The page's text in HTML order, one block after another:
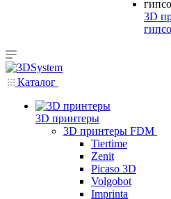
3D
Каталог
3D принтеры
3D принтеры FDM
Tiertime
Zenit
Picaso 3D
Volgobot
Imprinta